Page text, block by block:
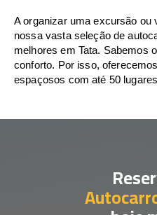
A organizar uma excursão ou
nossa vasta seleção de
melhores em Tata. Sabemos
conforto. Por isso,
espaçosos com até 50